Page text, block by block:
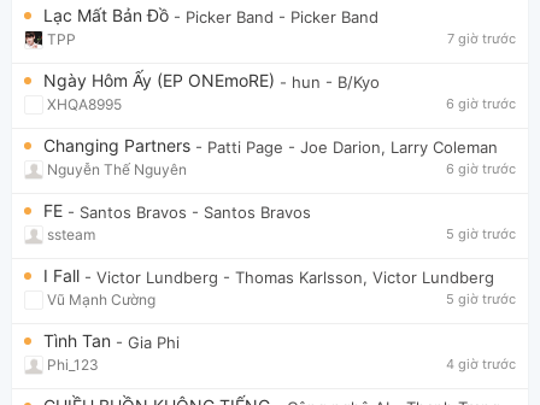
Lạc Mất Bản Đồ - Picker Band - Picker Band
TPP 7 giờ trước
Ngày Hôm Ấy (EP ONEmoRE) - hun - B/Kyo
XHQA8995 6 giờ trước
Changing Partners - Patti Page - Joe Darion, Larry Coleman
Nguyễn Thế Nguyên 6 giờ trước
FE - Santos Bravos - Santos Bravos
ssteam 5 giờ trước
I Fall - Victor Lundberg - Thomas Karlsson, Victor Lundberg
Vũ Mạnh Cường 5 giờ trước
Tình Tan - Gia Phi
Phi_123 4 giờ trước